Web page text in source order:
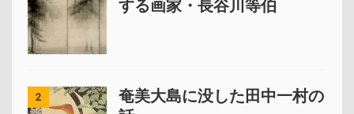
する画家・長谷川等伯
2
奄美大島に没した田中一村の